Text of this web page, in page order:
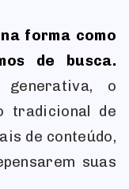
forma como
de busca.
o
tradicional de
de conteúdo,
suas